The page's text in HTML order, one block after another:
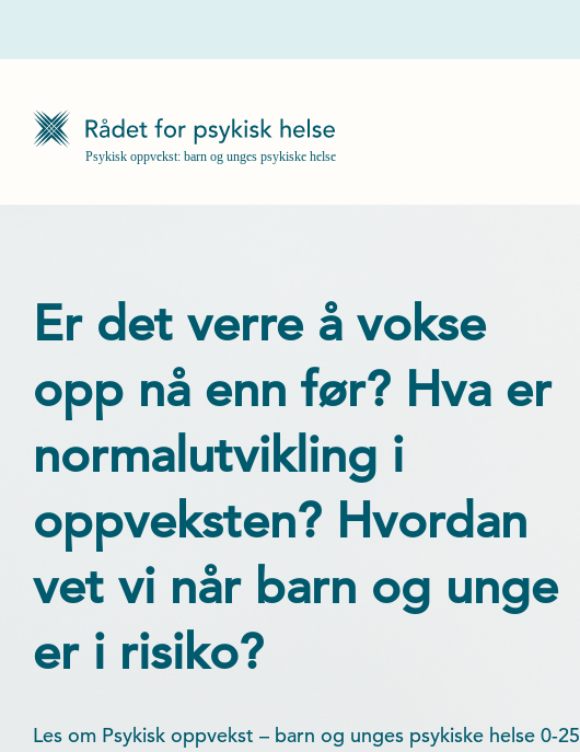
Er det verre å vokse
opp nå enn før? Hva er
normalutvikling i
oppveksten? Hvordan
vet vi når barn og unge
er i risiko?
Les om Psykisk oppvekst – barn og unges psykiske helse 0-25